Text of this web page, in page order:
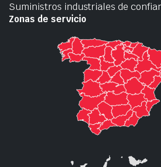
Suministros industriales de
Zonas de servicio